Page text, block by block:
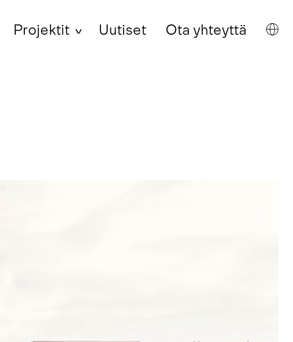
Projektit Uutiset Ota yhteyttä